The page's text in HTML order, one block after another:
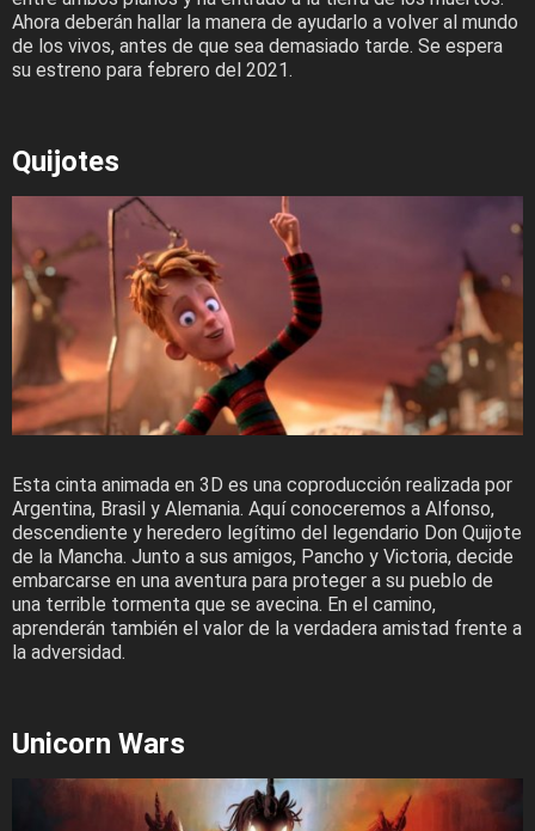
Ahora deberán hallar la manera de ayudarlo a volver al mundo
de los vivos, antes de que sea demasiado tarde. Se espera
su estreno para febrero del 2021.
Quijotes
Esta cinta animada en 3D es una coproducción realizada por
Argentina, Brasil y Alemania. Aquí conoceremos a Alfonso,
descendiente y heredero legítimo del legendario Don Quijote
de la Mancha. Junto a sus amigos, Pancho y Victoria, decide
embarcarse en una aventura para proteger a su pueblo de
una terrible tormenta que se avecina. En el camino,
aprenderán también el valor de la verdadera amistad frente a
la adversidad.
Unicorn Wars